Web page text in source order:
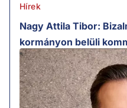
Hírek
Nagy Attila Tibor:
kormányon belüli